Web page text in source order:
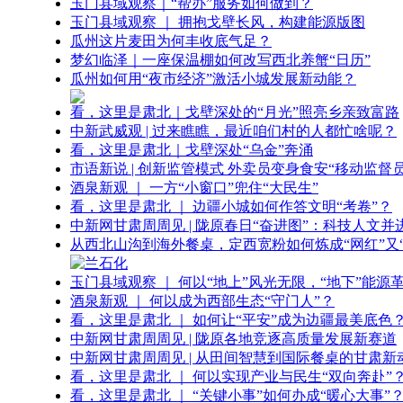
玉门县域观察｜“帮办”服务如何做到？
玉门县域观察 ｜ 拥抱戈壁长风，构建能源版图
瓜州这片麦田为何丰收底气足？
梦幻临泽｜一座保温棚如何改写西北养蟹“日历”
瓜州如何用“夜市经济”激活小城发展新动能？
看，这里是肃北｜戈壁深处的“月光”照亮乡亲致富路
中新武威观 | 过来瞧瞧，最近咱们村的人都忙啥呢？
看，这里是肃北｜戈壁深处“乌金”奔涌
市语新说 | 创新监管模式 外卖员变身食安“移动监督
酒泉新观 ｜ 一方“小窗口”兜住“大民生”
看，这里是肃北 ｜ 边疆小城如何作答文明“考卷”？
中新网甘肃周周见 | 陇原春日“奋进图”：科技人文并
从西北山沟到海外餐桌，定西宽粉如何炼成“网红”又
玉门县域观察 ｜ 何以“地上”风光无限，“地下”能源
酒泉新观 ｜ 何以成为西部生态“守门人”？
看，这里是肃北 ｜ 如何让“平安”成为边疆最美底色？
中新网甘肃周周见 | 陇原各地竞逐高质量发展新赛道
中新网甘肃周周见 | 从田间智慧到国际餐桌的甘肃新
看，这里是肃北 ｜ 何以实现产业与民生“双向奔赴”？
看，这里是肃北 ｜ “关键小事”如何办成“暖心大事”？